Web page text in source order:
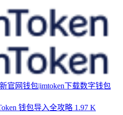
官网钱包|imtoken下载数字钱包
钱包导入全攻略 1.97 K